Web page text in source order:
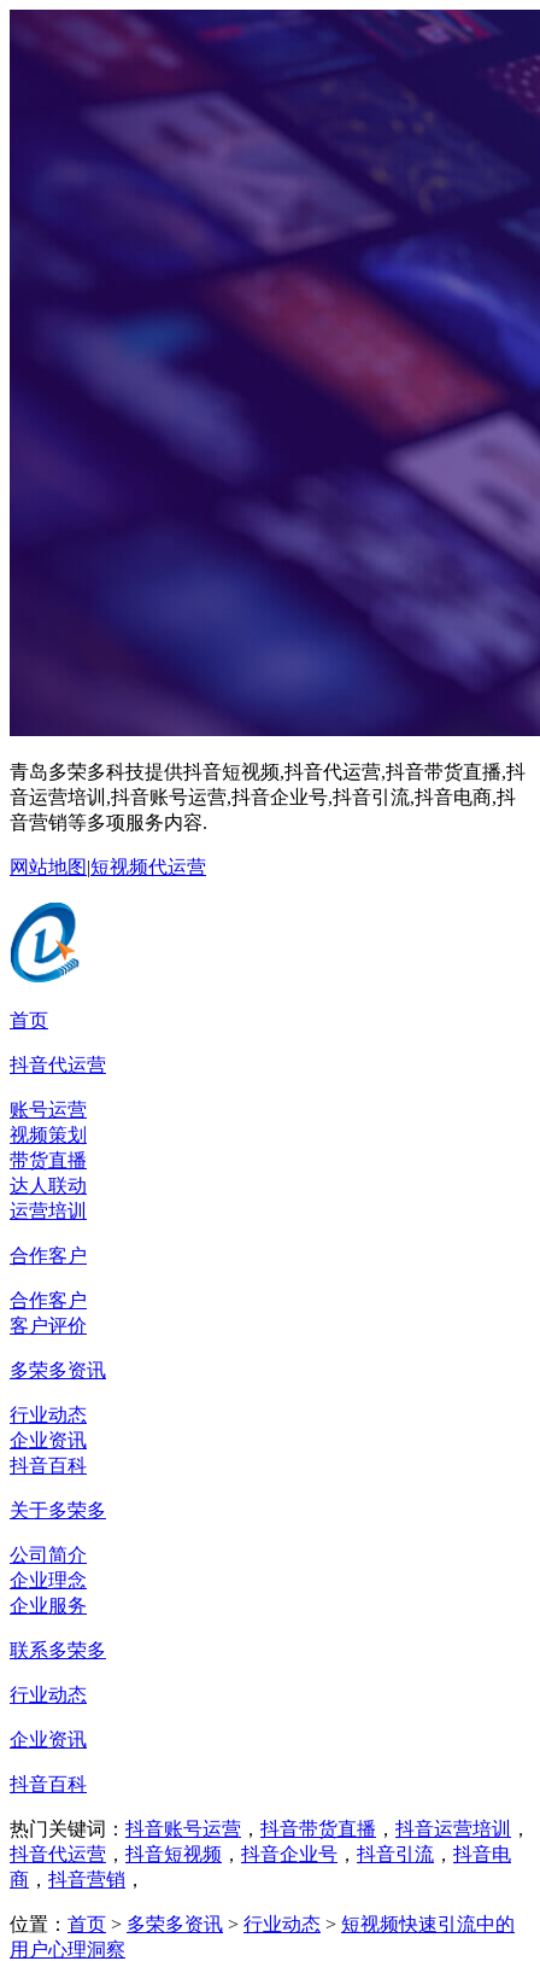
青岛多荣多科技提供抖音短视频,抖音代运营,抖音带货直播,抖
音运营培训,抖音账号运营,抖音企业号,抖音引流,抖音电商,抖
音营销等多项服务内容.
网站地图|短视频代运营
首页
抖音代运营
账号运营
视频策划
带货直播
达人联动
运营培训
合作客户
合作客户
客户评价
多荣多资讯
行业动态
企业资讯
抖音百科
关于多荣多
公司简介
企业理念
企业服务
联系多荣多
行业动态
企业资讯
抖音百科
热门关键词： 抖音账号运营 ， 抖音带货直播 ， 抖音运营培训
，
抖音代运营 ， 抖音短视频 ， 抖音企业号 ， 抖音引流 ， 抖音电
商 ， 抖音营销 ，
位置： 首页 > 多荣多资讯 > 行业动态 > 短视频快速引流中的
用户心理洞察